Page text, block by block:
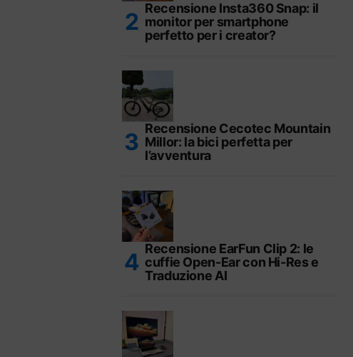
Recensione Insta360 Snap: il
monitor per smartphone
perfetto per i creator?
Recensione Cecotec Mountain
Millor: la bici perfetta per
l’avventura
Recensione EarFun Clip 2: le
cuffie Open-Ear con Hi-Res e
Traduzione AI